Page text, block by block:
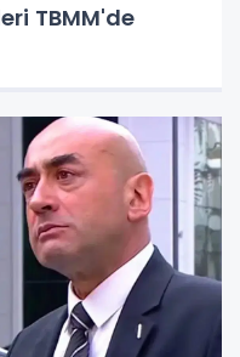
TBMM'de